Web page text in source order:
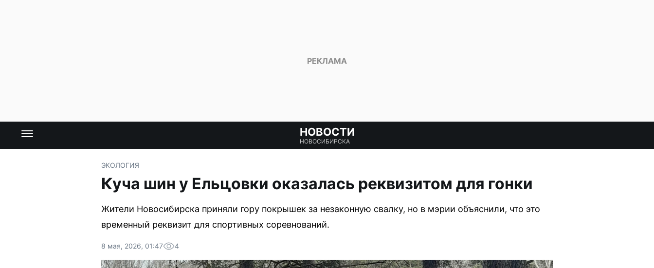
НОВОСТИ
НОВОСИБИРСКА
ЭКОЛОГИЯ
Куча шин у Ельцовки оказалась реквизитом для гонки
Жители Новосибирска приняли гору покрышек за незаконную свалку, но в мэрии объяснили, что это
временный реквизит для спортивных соревнований.
8 мая, 2026, 01:47 4